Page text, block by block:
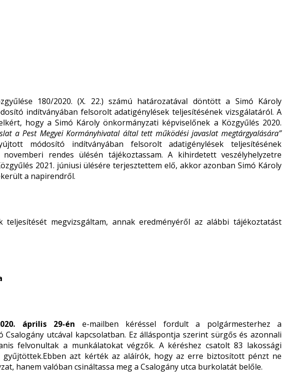
180/2020. (X. 22.) számú határozatával döntött a Simó Károly
indítványában felsorolt adatigénylések teljesítésének vizsgálatáról. A
hogy a Simó Károly önkormányzati képviselőnek a Közgyűlés 2020.
a Pest Megyei Kormányhivatal által tett működési javaslat megtárgyalására”
módosító indítványában felsorolt adatigénylések teljesítésének
rendes ülésén tájékoztassam. A kihirdetett veszélyhelyzetre
2021. júniusi ülésére terjesztettem elő, akkor azonban Simó Károly
a napirendről.
teljesítését megvizsgáltam, annak eredményéről az alábbi tájékoztatást
április 29-én e-mailben kéréssel fordult a polgármesterhez a
utcával kapcsolatban. Ez álláspontja szerint sürgős és azonnali
felvonultak a munkálatokat végzők. A kéréshez csatolt 83 lakossági
azt kérték az aláírók, hogy az erre biztosított pénzt ne
hanem valóban csináltassa meg a Csalogány utca burkolatát belőle.